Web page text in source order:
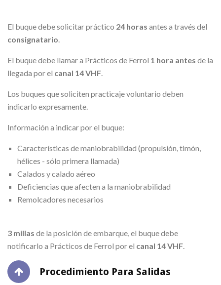
El buque debe solicitar práctico 24 horas antes a través del
consignatario
El buque debe llamar a Prácticos de Ferrol 1 hora antes de la
llegada por el canal 14 VHF
Los buques que soliciten practicaje voluntario deben
indicarlo expresamente.
Información a indicar por el buque:
Características de maniobrabilidad (propulsión, timón,
hélices - sólo primera llamada)
Calados y calado aéreo
Deficiencias que afecten a la maniobrabilidad
Remolcadores necesarios
3 millas de la posición de embarque, el buque debe
notificarlo a Prácticos de Ferrol por el canal 14 VHF
Procedimiento Para Salidas